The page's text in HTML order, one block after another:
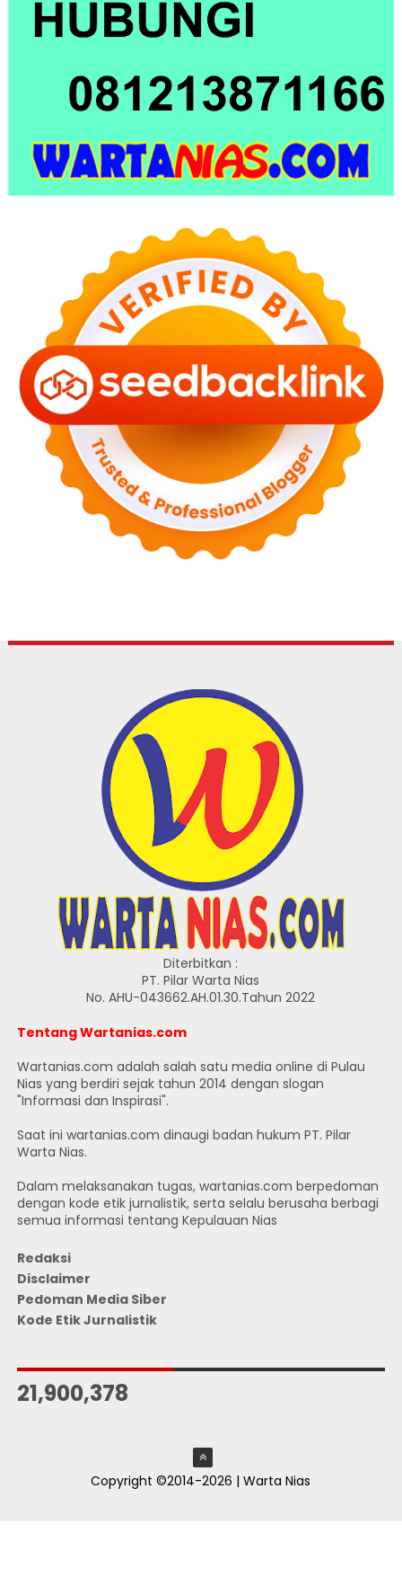
Diterbitkan :
PT. Pilar Warta Nias
No. AHU-043662.AH.01.30.Tahun 2022
Tentang Wartanias.com
Wartanias.com adalah salah satu media online di Pulau
Nias yang berdiri sejak tahun 2014 dengan slogan
"Informasi dan Inspirasi".
Saat ini wartanias.com dinaugi badan hukum PT. Pilar
Warta Nias.
Dalam melaksanakan tugas, wartanias.com berpedoman
dengan kode etik jurnalistik, serta selalu berusaha berbagi
semua informasi tentang Kepulauan Nias
Redaksi
Disclaimer
Pedoman Media Siber
Kode Etik Jurnalistik
21,900,378
Copyright ©2014-2026 | Warta Nias